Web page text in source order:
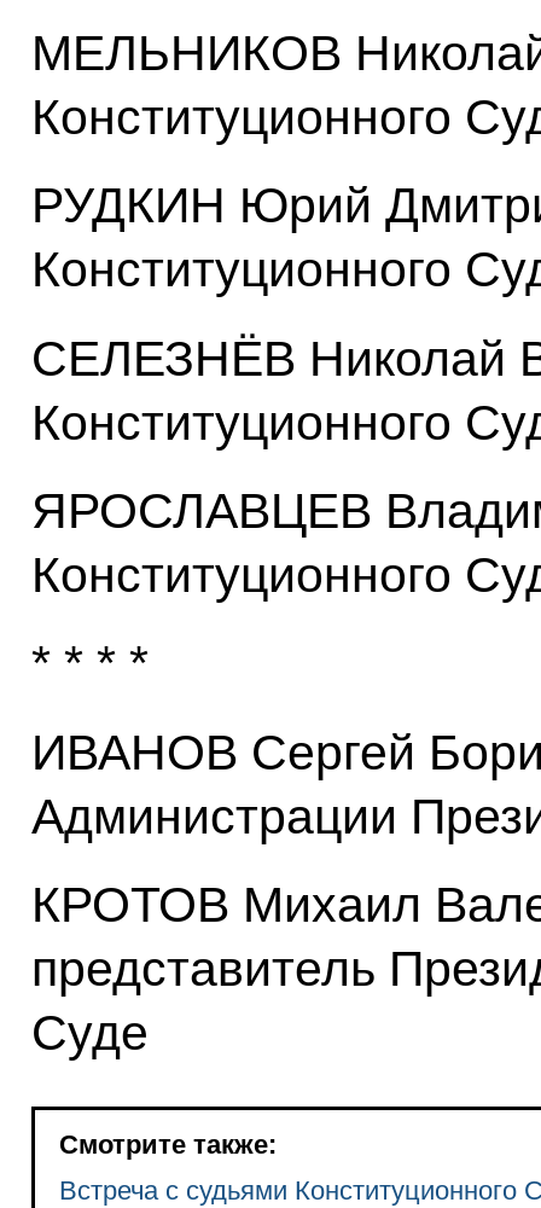
МЕЛЬНИКОВ Николай
Конституционного
РУДКИН Юрий
Конституционного
СЕЛЕЗНЁВ Николай
Конституционного
ЯРОСЛАВЦЕВ
Конституционного
* * * *
ИВАНОВ Сергей
Администрации
КРОТОВ Михаил
представитель
Суде
Смотрите также:
Встреча с судьями Конституционного